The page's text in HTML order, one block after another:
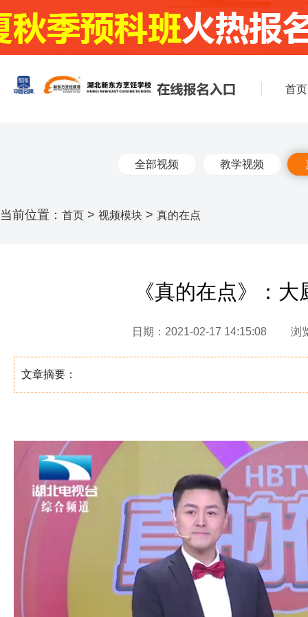
首页
全部视频 教学视频
当前位置： 首页 > 视频模块 > 真的在点
《真的在点》：
日期：2021-02-17 14:15:08 浏
文章摘要：